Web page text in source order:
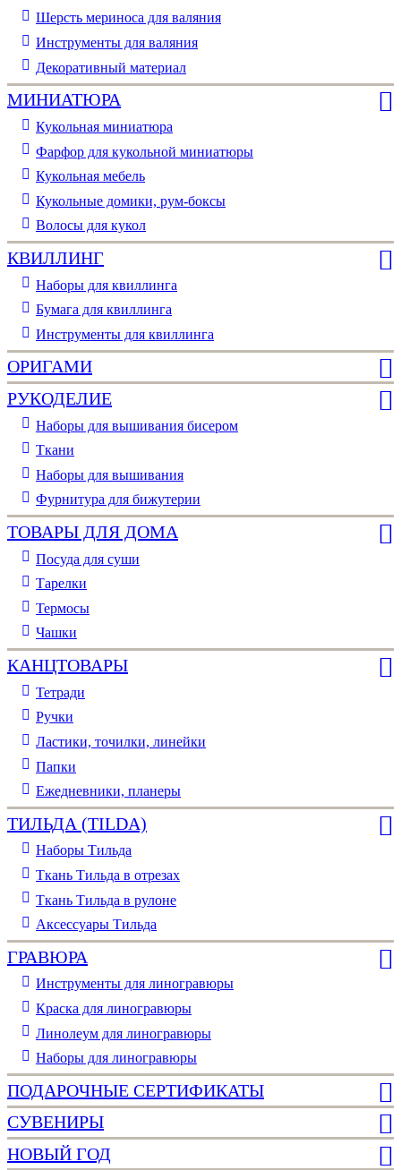
Шерсть мериноса для валяния
Инструменты для валяния
Декоративный материал
МИНИАТЮРА
Кукольная миниатюра
Фарфор для кукольной миниатюры
Кукольная мебель
Кукольные домики, рум-боксы
Волосы для кукол
КВИЛЛИНГ
Наборы для квиллинга
Бумага для квиллинга
Инструменты для квиллинга
ОРИГАМИ
РУКОДЕЛИЕ
Наборы для вышивания бисером
Ткани
Наборы для вышивания
Фурнитура для бижутерии
ТОВАРЫ ДЛЯ ДОМА
Посуда для суши
Тарелки
Термосы
Чашки
КАНЦТОВАРЫ
Тетради
Ручки
Ластики, точилки, линейки
Папки
Ежедневники, планеры
ТИЛЬДА (TILDA)
Наборы Тильда
Ткань Тильда в отрезах
Ткань Тильда в рулоне
Аксессуары Тильда
ГРАВЮРА
Инструменты для линогравюры
Краска для линогравюры
Линолеум для линогравюры
Наборы для линогравюры
ПОДАРОЧНЫЕ СЕРТИФИКАТЫ
СУВЕНИРЫ
НОВЫЙ ГОД